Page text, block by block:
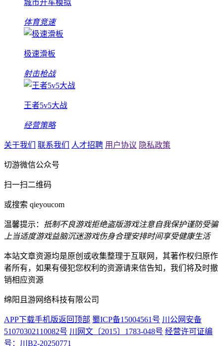
城市开车模拟
体育竞速
极速滑板
射击枪战
王者5v5大战
经营策略
关于我们 联系我们 人才招聘 用户协议 隐私政策
切游微信公众号
扫一扫二维码
或搜索 qieyoucom
温馨提示： 抵制不良游戏拒绝盗版游戏注意自我保护谨防受骗
上当适度游戏益脑沉迷游戏伤身合理安排时间享受健康生活
本站文章资源均是原创或收集整理于互联网，其著作权归原作
者所有，如果有侵犯您权利的资源请来信告知，我们将及时撤
销相应资源
绵阳且游网络科技有限公司
APP下载手机版返回顶部 蜀ICP备15004561号 川公网安备
51070302110082号 川网文〔2015〕1783-048号 经营许可证编
号：川B2-20250771